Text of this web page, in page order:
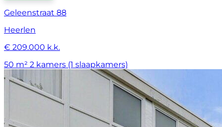
Geleenstraat 88
Heerlen
€ 209.000 k.k.
50 m² 2 kamers (1 slaapkamers)